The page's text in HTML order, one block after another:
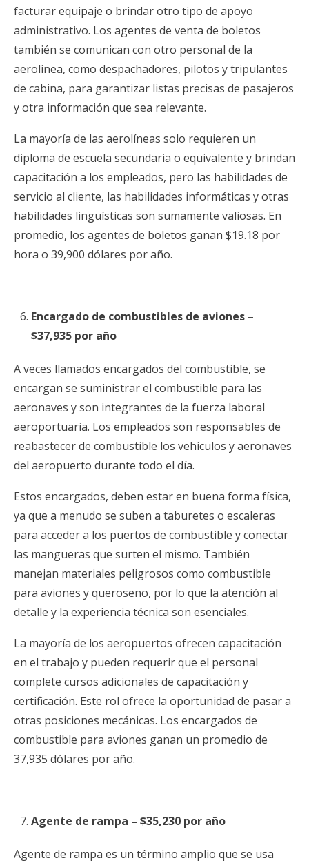
facturar equipaje o brindar otro tipo de apoyo
administrativo. Los agentes de venta de boletos
también se comunican con otro personal de la
aerolínea, como despachadores, pilotos y tripulantes
de cabina, para garantizar listas precisas de pasajeros
y otra información que sea relevante.
La mayoría de las aerolíneas solo requieren un
diploma de escuela secundaria o equivalente y brindan
capacitación a los empleados, pero las habilidades de
servicio al cliente, las habilidades informáticas y otras
habilidades lingüísticas son sumamente valiosas. En
promedio, los agentes de boletos ganan $19.18 por
hora o 39,900 dólares por año.
Encargado de combustibles de aviones –
$37,935 por año
A veces llamados encargados del combustible, se
encargan se suministrar el combustible para las
aeronaves y son integrantes de la fuerza laboral
aeroportuaria. Los empleados son responsables de
reabastecer de combustible los vehículos y aeronaves
del aeropuerto durante todo el día.
Estos encargados, deben estar en buena forma física,
ya que a menudo se suben a taburetes o escaleras
para acceder a los puertos de combustible y conectar
las mangueras que surten el mismo. También
manejan materiales peligrosos como combustible
para aviones y queroseno, por lo que la atención al
detalle y la experiencia técnica son esenciales.
La mayoría de los aeropuertos ofrecen capacitación
en el trabajo y pueden requerir que el personal
complete cursos adicionales de capacitación y
certificación. Este rol ofrece la oportunidad de pasar a
otras posiciones mecánicas. Los encargados de
combustible para aviones ganan un promedio de
37,935 dólares por año.
Agente de rampa – $35,230 por año
Agente de rampa es un término amplio que se usa